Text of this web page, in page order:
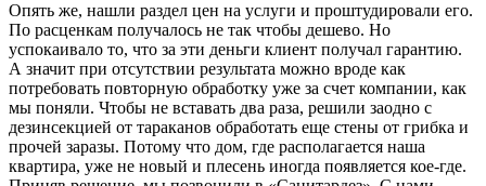
Опять же, нашли раздел цен на услуги и проштудировали его.
По расценкам получалось не так чтобы дешево. Но
успокаивало то, что за эти деньги клиент получал гарантию.
А значит при отсутствии результата можно вроде как
потребовать повторную обработку уже за счет компании, как
мы поняли. Чтобы не вставать два раза, решили заодно с
дезинсекцией от тараканов обработать еще стены от грибка и
прочей заразы. Потому что дом, где располагается наша
квартира, уже не новый и плесень иногда появляется кое-где.